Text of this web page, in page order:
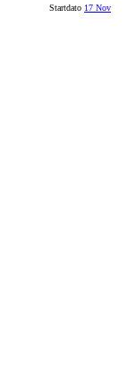
Startdato 17 Nov